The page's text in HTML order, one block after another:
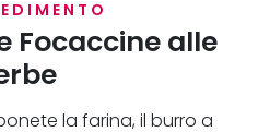
Focaccine alle
la farina, il burro a